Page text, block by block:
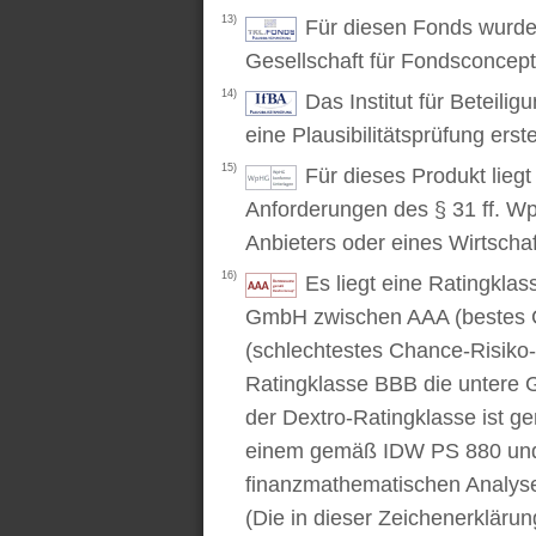
13)
Für diesen Fonds
Gesellschaft für
14)
Das Institut für
eine Plausibilitätsprüfung
15)
Für dieses Produkt
Anforderungen des § 31 ff.
Anbieters oder eines
16)
Es liegt eine
GmbH zwischen AAA
(schlechtestes Chance-
Ratingklasse BBB die untere
der Dextro-Ratingklasse ist
einem gemäß IDW PS 880
finanzmathematischen
(Die in dieser